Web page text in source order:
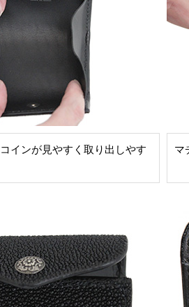
インが見やすく取り出しやす
マ